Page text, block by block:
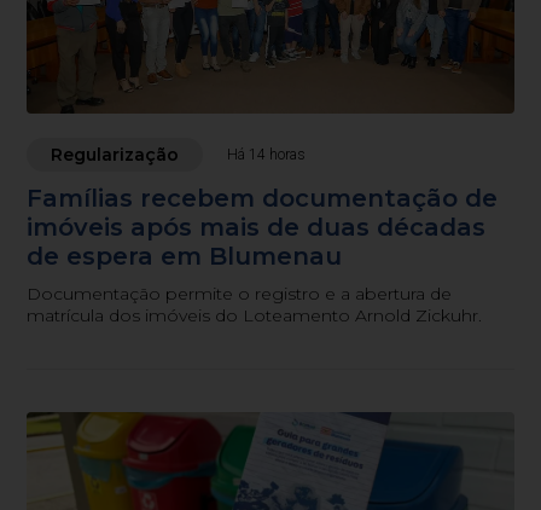
Regularização Há 14 horas
Famílias recebem documentação de
imóveis após mais de duas décadas
de espera em Blumenau
Documentação permite o registro e a abertura de
matrícula dos imóveis do Loteamento Arnold Zickuhr.